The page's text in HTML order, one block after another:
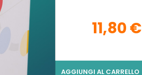
11,80 €
AGGIUNGI AL CARRELLO